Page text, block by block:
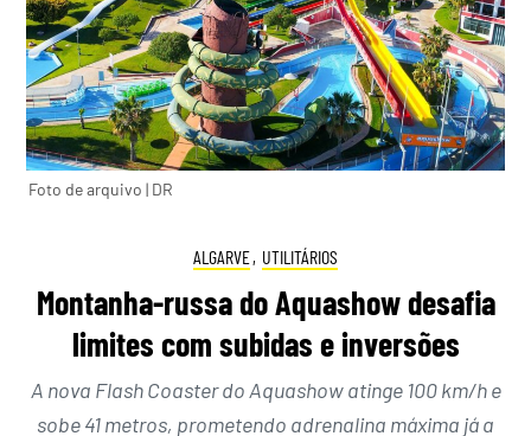
Foto de arquivo | DR
ALGARVE, UTILITÁRIOS
Montanha-russa do Aquashow desafia
limites com subidas e inversões
A nova Flash Coaster do Aquashow atinge 100 km/h e
sobe 41 metros, prometendo adrenalina máxima já a